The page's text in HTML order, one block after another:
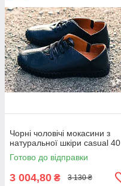
Чорні чоловічі мокасини з
натуральної шкіри casual 40
Готово до відправки
3 004,80 ₴ 3 130 ₴